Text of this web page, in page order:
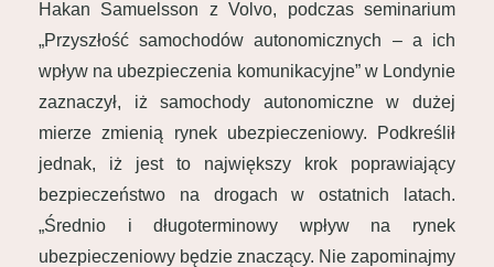
Hakan Samuelsson z Volvo, podczas seminarium
„Przyszłość samochodów autonomicznych – a ich
wpływ na ubezpieczenia komunikacyjne” w Londynie
zaznaczył, iż samochody autonomiczne w dużej
mierze zmienią rynek ubezpieczeniowy. Podkreślił
jednak, iż jest to największy krok poprawiający
bezpieczeństwo na drogach w ostatnich latach.
„Średnio i długoterminowy wpływ na rynek
ubezpieczeniowy będzie znaczący. Nie zapominajmy